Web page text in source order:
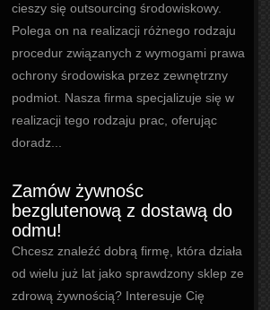
cieszy się outsourcing środowiskowy.
Polega on na realizacji różnego rodzaju
procedur związanych z wymogami prawa
ochrony środowiska przez zewnętrzny
podmiot. Nasza firma specjalizuje się w
realizacji tego rodzaju prac, oferując
doradz...
Zamów żywnośc
bezglutenową z dostawą do
odmu!
Chcesz znaleźć dobrą firmę, która działa
od wielu już lat jako sprawdzony sklep ze
zdrową żywnością? Interesuje Cię